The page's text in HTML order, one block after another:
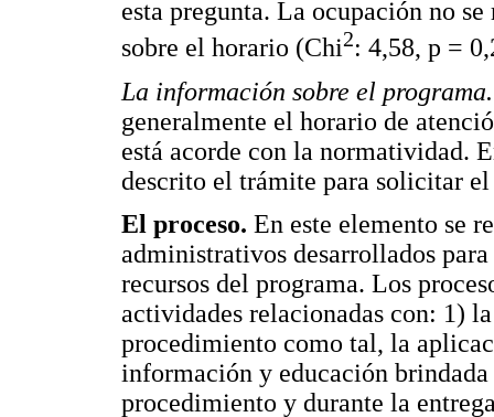
esta pregunta. La ocupación no
sobre el horario (Chi2: 4,58, p =
La información sobre el
generalmente el horario de
está acorde con la normatividad.
descrito el trámite para solicitar
El proceso. En este elemento se
administrativos desarrollados
recursos del programa. Los
actividades relacionadas con: 1)
procedimiento como tal, la
información y educación brindada
procedimiento y durante la